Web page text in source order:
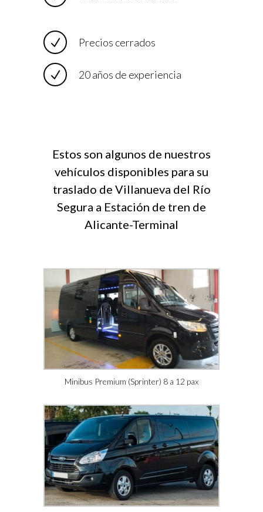
Precios cerrados
20 años de experiencia
Estos son algunos de nuestros
vehículos disponibles para su
traslado de Villanueva del Río
Segura a Estación de tren de
Alicante-Terminal
Minibus Premium (Sprinter) 8 a 12 pax